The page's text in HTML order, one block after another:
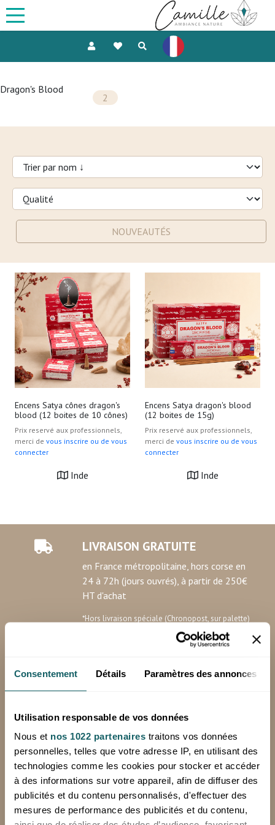
Consentement Détails Paramètres des annonces
Utilisation responsable de vos données
Nous et nos 1022 partenaires traitons vos données
personnelles, telles que votre adresse IP, en utilisant des
technologies comme les cookies pour stocker et accéder
à des informations sur votre appareil, afin de diffuser des
publicités et du contenu personnalisés, d'effectuer des
mesures de performance des publicités et du contenu,
Dragon's Blood
2
NOUVEAUTÉS
Encens Satya cônes dragon's
blood (12 boites de 10 cônes)
Prix reservé aux professionnels,
merci de vous inscrire ou de vous
connecter
Inde
Encens Satya dragon's blood
(12 boites de 15g)
Prix reservé aux professionnels,
merci de vous inscrire ou de vous
connecter
Inde
LIVRAISON GRATUITE
en France métropolitaine, hors corse en
24 à 72h (jours ouvrés), à partir de 250€
HT d'achat
*Hors livraison spéciale (Chronopost, sur palette)
Minimum de commande: 100€ HT
RETOURS OFFERTS
sur votre première commande avec notre
étiquette de retour prépayée
PAIEMENT SECURISE
Achetez vos produits en toute sécurité
avec SystemPay, la solution de la Banque